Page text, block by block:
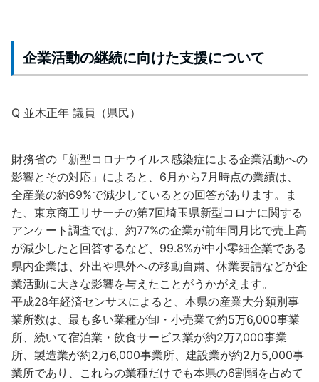
企業活動の継続に向けた支援について
Q 並木正年 議員（県民）
財務省の「新型コロナウイルス感染症による企業活動への
影響とその対応」によると、6月から7月時点の業績は、
全産業の約69%で減少しているとの回答があります。ま
た、東京商工リサーチの第7回埼玉県新型コロナに関する
アンケート調査では、約77%の企業が前年同月比で売上高
が減少したと回答するなど、99.8%が中小零細企業である
県内企業は、外出や県外への移動自粛、休業要請などが企
業活動に大きな影響を与えたことがうかがえます。
平成28年経済センサスによると、本県の産業大分類別事
業所数は、最も多い業種が卸・小売業で約5万6,000事業
所、続いて宿泊業・飲食サービス業が約2万7,000事業
所、製造業が約2万6,000事業所、建設業が約2万5,000事
業所であり、これらの業種だけでも本県の6割弱を占めて